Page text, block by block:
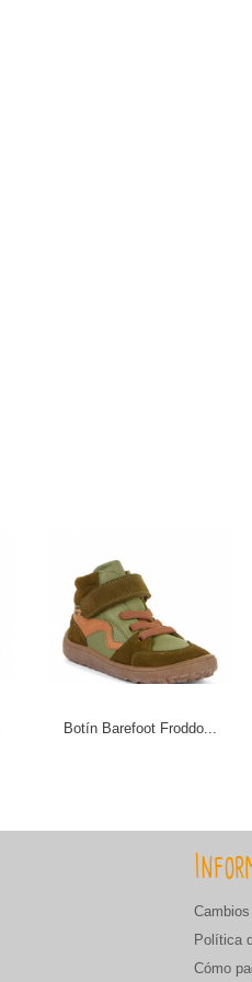
Botín Barefoot Froddo...
Política
Cómo